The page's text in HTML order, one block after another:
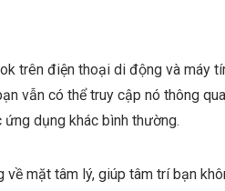
trên điện thoại di động và máy
vẫn có thể truy cập nó thông
dụng khác bình thường.
mặt tâm lý, giúp tâm trí bạn